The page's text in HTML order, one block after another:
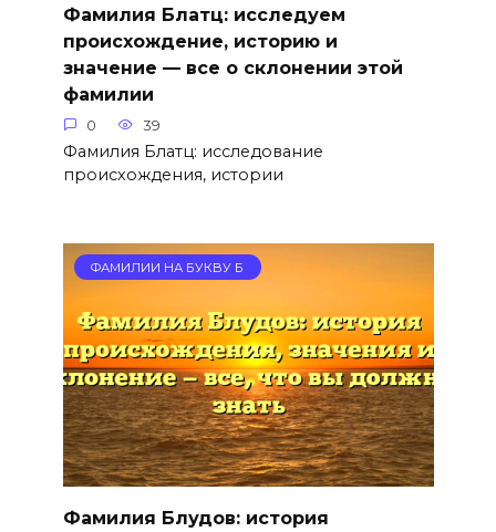
Фамилия Блатц: исследуем
происхождение, историю и
значение — все о склонении этой
фамилии
0 39
Фамилия Блатц: исследование
происхождения, истории
ФАМИЛИИ НА БУКВУ Б
Фамилия Блудов: история